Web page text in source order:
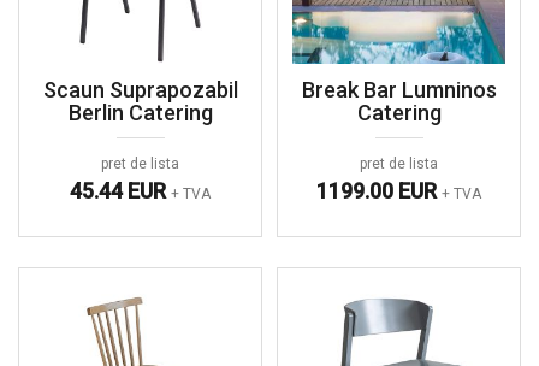
Scaun Suprapozabil
Berlin Catering
pret de lista
45.44 EUR + TVA
Break Bar Lumninos
Catering
pret de lista
1199.00 EUR + TVA